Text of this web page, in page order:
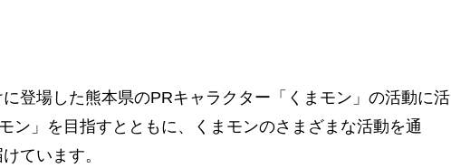
登場した熊本県のPRキャラクター「くまモン」の活動に活
ン」を目指すとともに、くまモンのさまざまな活動を通
ています。